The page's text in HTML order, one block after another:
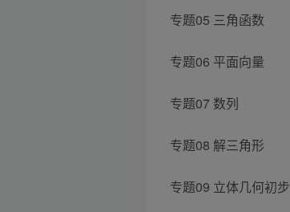
专题05 三角函数
专题06 平面向量
专题07 数列
专题08 解三角形
专题09 立体几何初步